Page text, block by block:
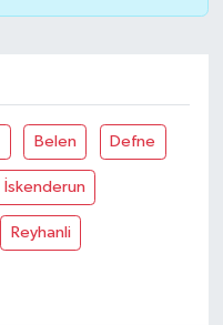
Belen Defne
İskenderun
Reyhanli